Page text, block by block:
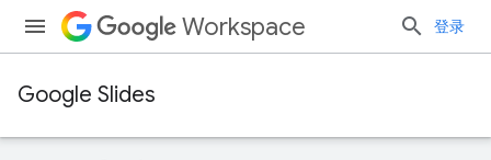
Workspace 登录
Google Slides